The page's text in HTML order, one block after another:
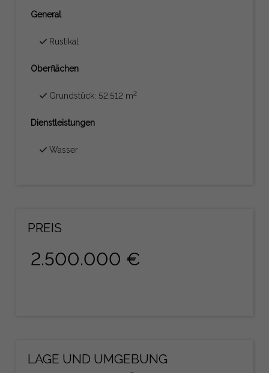
General
Rustikal
Oberflächen
Grundstück: 52.512 m2
Dienstleistungen
Wasser
PREIS
2.500.000 €
LAGE UND UMGEBUNG